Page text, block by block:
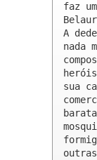
faz
A
nada
sua